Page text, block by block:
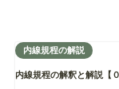
内線規程の解説
内線規程の解釈と解説【